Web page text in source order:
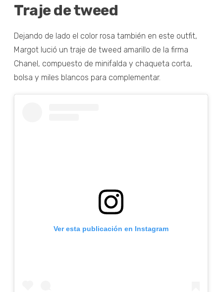
Traje de tweed
Dejando de lado el color rosa también en este outfit,
Margot lució un traje de tweed amarillo de la firma
Chanel, compuesto de minifalda y chaqueta corta,
bolsa y miles blancos para complementar.
Ver esta publicación en Instagram